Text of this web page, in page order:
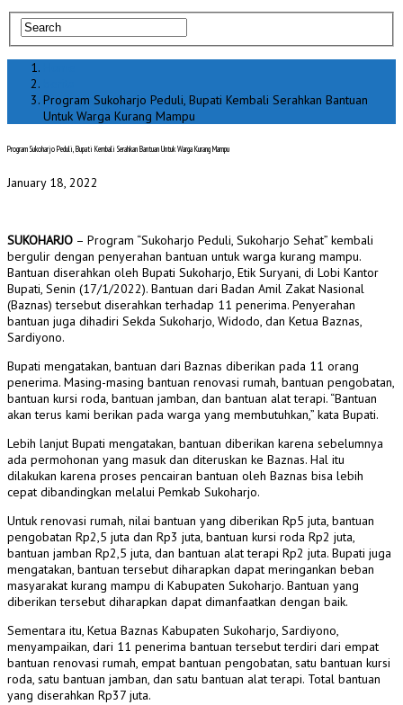
Program Sukoharjo Peduli, Bupati Kembali Serahkan Bantuan
Untuk Warga Kurang Mampu
Program Sukoharjo Peduli, Bupati Kembali Serahkan Bantuan Untuk Warga Kurang Mampu
January 18, 2022
SUKOHARJO – Program “Sukoharjo Peduli, Sukoharjo Sehat” kembali
bergulir dengan penyerahan bantuan untuk warga kurang mampu.
Bantuan diserahkan oleh Bupati Sukoharjo, Etik Suryani, di Lobi Kantor
Bupati, Senin (17/1/2022). Bantuan dari Badan Amil Zakat Nasional
(Baznas) tersebut diserahkan terhadap 11 penerima. Penyerahan
bantuan juga dihadiri Sekda Sukoharjo, Widodo, dan Ketua Baznas,
Sardiyono.
Bupati mengatakan, bantuan dari Baznas diberikan pada 11 orang
penerima. Masing-masing bantuan renovasi rumah, bantuan pengobatan,
bantuan kursi roda, bantuan jamban, dan bantuan alat terapi. “Bantuan
akan terus kami berikan pada warga yang membutuhkan,” kata Bupati.
Lebih lanjut Bupati mengatakan, bantuan diberikan karena sebelumnya
ada permohonan yang masuk dan diteruskan ke Baznas. Hal itu
dilakukan karena proses pencairan bantuan oleh Baznas bisa lebih
cepat dibandingkan melalui Pemkab Sukoharjo.
Untuk renovasi rumah, nilai bantuan yang diberikan Rp5 juta, bantuan
pengobatan Rp2,5 juta dan Rp3 juta, bantuan kursi roda Rp2 juta,
bantuan jamban Rp2,5 juta, dan bantuan alat terapi Rp2 juta. Bupati juga
mengatakan, bantuan tersebut diharapkan dapat meringankan beban
masyarakat kurang mampu di Kabupaten Sukoharjo. Bantuan yang
diberikan tersebut diharapkan dapat dimanfaatkan dengan baik.
Sementara itu, Ketua Baznas Kabupaten Sukoharjo, Sardiyono,
menyampaikan, dari 11 penerima bantuan tersebut terdiri dari empat
bantuan renovasi rumah, empat bantuan pengobatan, satu bantuan kursi
roda, satu bantuan jamban, dan satu bantuan alat terapi. Total bantuan
yang diserahkan Rp37 juta.